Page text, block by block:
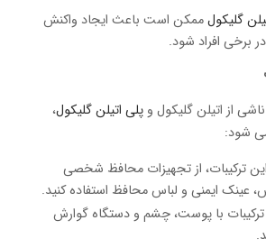
گلیکولممکن است باعث ایجاد واکنش
برخی افراد شود.
از اتیلن گلیکول و پلی اتیلن گلیکول،
شود:
این ترکیبات، از تجهیزات محافظ شخصی
عینک ایمنی و لباس محافظ استفاده کنید.
ترکیبات با پوست، چشم و دستگاه گوارش